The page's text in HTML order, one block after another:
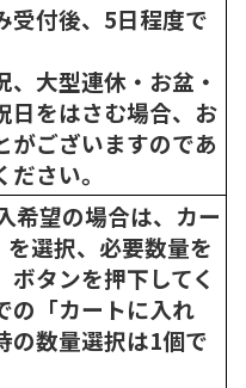
受付後、5日程度で
大型連休・お盆・
日をはさむ場合、お
がございますのであ
さい。
希望の場合は、カー
を選択、必要数量を
ボタンを押下してく
の「カートに入れ
の数量選択は1個で